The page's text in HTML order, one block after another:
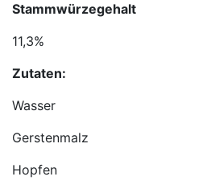
Stammwürzegehalt
11,3%
Zutaten:
Wasser
Gerstenmalz
Hopfen